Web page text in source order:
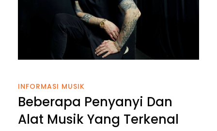
INFORMASI MUSIK
Beberapa Penyanyi Dan
Alat Musik Yang Terkenal